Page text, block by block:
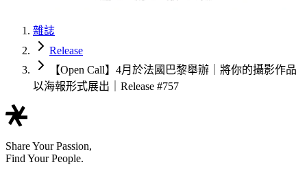
雜誌
Release
【Open Call】4月於法國巴黎舉辦｜將你的攝影作品
以海報形式展出｜Release #757
Share Your Passion,
Find Your People.